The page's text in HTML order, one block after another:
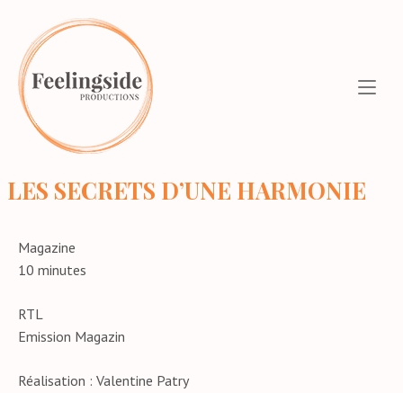
Home
LES SECRETS D’UNE HARMONIE
Magazine
10 minutes
RTL
Emission Magazin
Réalisation : Valentine Patry